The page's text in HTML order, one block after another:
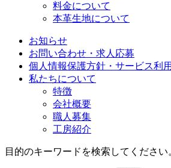
料金について
本革生地について
お知らせ
お問い合わせ・求人応募
個人情報保護方針・サービス利
私たちについて
特徴
会社概要
職人募集
工房紹介
目的のキーワードを検索してください